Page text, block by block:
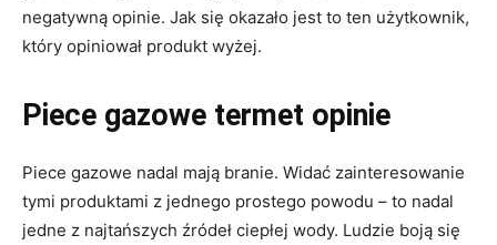
negatywną opinie. Jak się okazało jest to ten użytkownik,
który opiniował produkt wyżej.
Piece gazowe termet opinie
Piece gazowe nadal mają branie. Widać zainteresowanie
tymi produktami z jednego prostego powodu – to nadal
jedne z najtańszych źródeł ciepłej wody. Ludzie boją się